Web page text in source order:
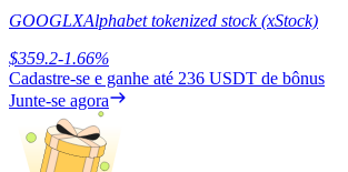
USDT Flexible Staking | Daily Rewards
GOOGLXAlphabet tokenized stock (xStock)
$359.2-1.66%
Cadastre-se e ganhe até 236 USDT de bônus
Junte-se agora